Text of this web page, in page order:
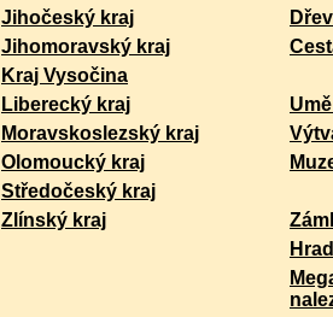
Jihočeský kraj
Jihomoravský kraj
Kraj Vysočina
Liberecký kraj
Moravskoslezský kraj
Olomoucký kraj
Středočeský kraj
Zlínský kraj